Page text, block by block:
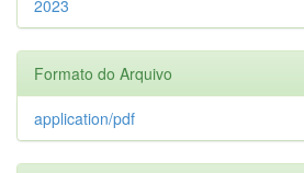
2023
Formato do Arquivo
application/pdf